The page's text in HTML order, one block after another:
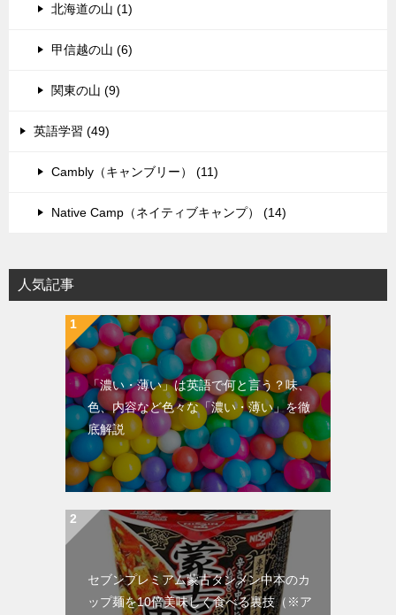
北海道の山 (1)
甲信越の山 (6)
関東の山 (9)
英語学習 (49)
Cambly（キャンブリー） (11)
Native Camp（ネイティブキャンプ） (14)
人気記事
「濃い・薄い」は英語で何と言う？味、
色、内容など色々な「濃い・薄い」を徹
底解説
セブンプレミアム蒙古タンメン中本のカ
ップ麺を10倍美味しく食べる裏技（※ア